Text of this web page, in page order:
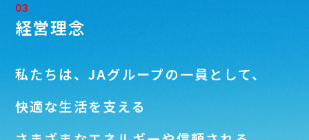
03
経営理念
私たちは、JAグループの一員として、
快適な生活を支える